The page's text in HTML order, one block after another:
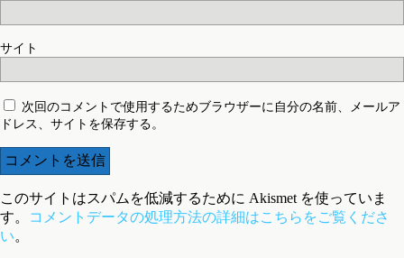
サイト
次回のコメントで使用するためブラウザーに自分の名前、メールア
ドレス、サイトを保存する。
このサイトはスパムを低減するために Akismet を使っていま
す。
コメントデータの処理方法の詳細はこちらをご覧くださ
い。